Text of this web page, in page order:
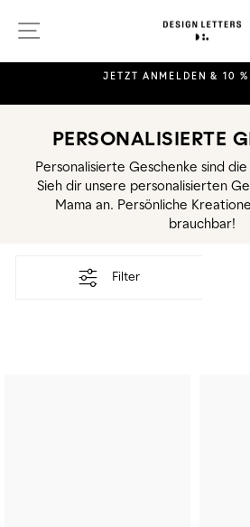
zum
Inhalt
SEITENNAVIGATION
JETZT ANMELDEN & 10 %
PERSONALISIERTE
Personalisierte Geschenke sind
Sieh dir unsere personalisierten
Mama an. Persönliche
brauchbar!
Filter